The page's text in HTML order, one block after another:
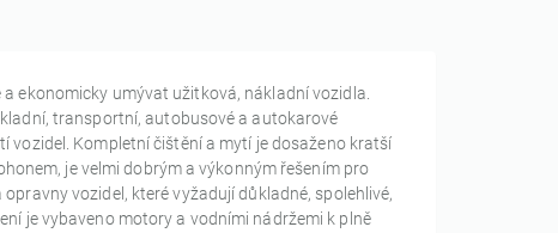
ekonomicky umývat užitková, nákladní vozidla.
transportní, autobusové a autokarové
vozidel. Kompletní čištění a mytí je dosaženo kratší
je velmi dobrým a výkonným řešením pro
vozidel, které vyžadují důkladné, spolehlivé,
je vybaveno motory a vodními nádržemi k plně